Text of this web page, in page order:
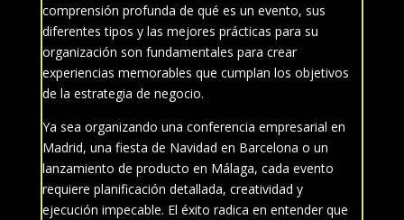
comprensión profunda de qué es un evento, sus
diferentes tipos y las mejores prácticas para su
organización son fundamentales para crear
experiencias memorables que cumplan los objetivos
de la estrategia de negocio.
Ya sea organizando una conferencia empresarial en
Madrid, una fiesta de Navidad en Barcelona o un
lanzamiento de producto en Málaga, cada evento
requiere planificación detallada, creatividad y
ejecución impecable. El éxito radica en entender que